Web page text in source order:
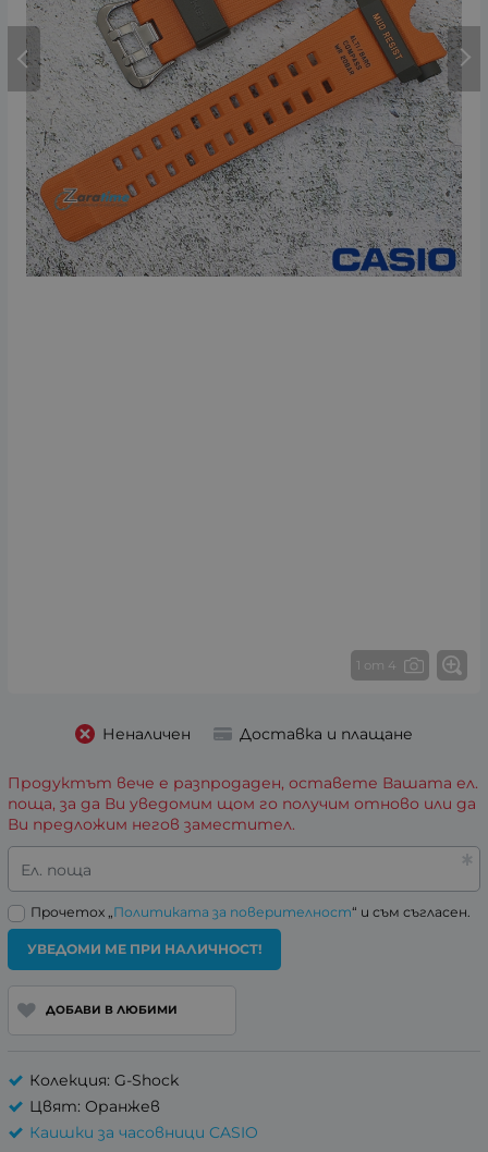
1 от 4
Неналичен Доставка и плащане
Продуктът вече е разпродаден, оставете Вашата ел.
поща, за да Ви уведомим щом го получим отново или да
Ви предложим негов заместител.
Ел. поща
Прочетох „Политиката за поверителност“ и съм съгласен.
УВЕДОМИ МЕ ПРИ НАЛИЧНОСТ!
ДОБАВИ В ЛЮБИМИ
Колекция: G-Shock
Цвят: Оранжев
Каишки за часовници CASIO